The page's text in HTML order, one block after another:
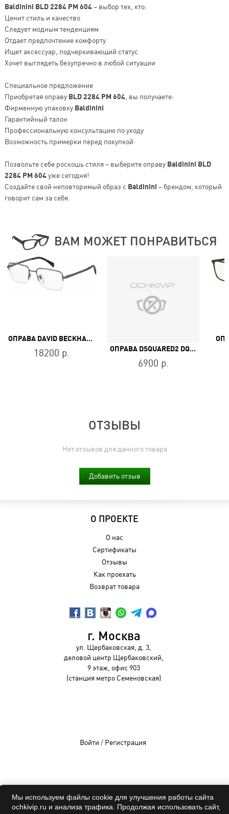
Baldinini BLD 2284 PM 604– выбор тех, кто:
Ценит стиль и качество
Следует модным тенденциям
Отдает предпочтение комфорту
Ищет аксессуар, подчеркивающий статус
Хочет выглядеть безупречно в любой ситуации
Специальное предложение
Приобретая оправу BLD 2284 PM 604, вы получаете:
Фирменную упаковку Baldinini
Гарантийный талон
Профессиональную консультацию по уходу
Возможность примерки перед покупкой
Позвольте себе роскошь стиля – выберите оправу Baldinini BLD
2284 PM 604уже сегодня!
Создайте свой неповторимый образ с Baldinini – брендом, который
говорит сам за себя.
ВАМ МОЖЕТ ПОНРАВИТЬСЯ
ОПРАВА DAVID BECKHAM DB 1150 KJ1
18200 р. ОПРАВА DSQUARED2 DQ 5038 012
6900 р.
ОТЗЫВЫ
Нет отзывов для данного товара
Добавить отзыв
О ПРОЕКТЕ
О нас
Сертификаты
Отзывы
Как проехать
Возврат товара
г. Москва
ул. Щербаковская, д. 3,
деловой центр Щербаковский,
9 этаж, офис 903
(станция метро Семеновская)
Войти / Регистрация
OCHKIVIP 2009-2026©
Все права защищены
Мы используем файлы cookie для улучшения работы сайта
ochkivip.ru и анализа трафика. Продолжая использовать сайт,